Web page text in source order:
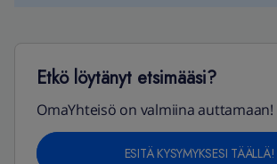
Etkö löytänyt etsimääsi?
OmaYhteisö on valmiina auttamaan!
ESITÄ KYSYMYKSESI TÄÄLLÄ!